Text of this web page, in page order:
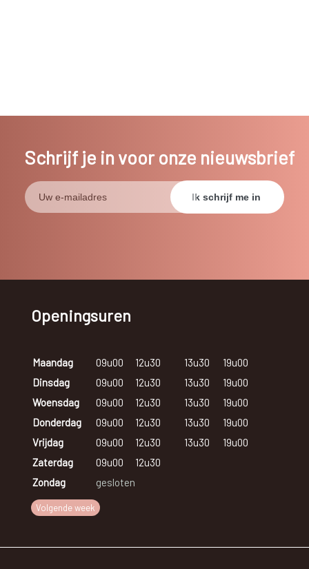
Schrijf je in voor onze nieuwsbrief
Openingsuren
Maandag 09u00 12u30 13u30
19u00
Dinsdag
09u00 12u30 13u30
19u00
Woensdag
09u00 12u30 13u30
19u00
Donderdag
09u00 12u30 13u30
19u00
Vrijdag
09u00 12u30 13u30
19u00
Zaterdag
09u00
12u30
Zondag
gesloten
Volgende week